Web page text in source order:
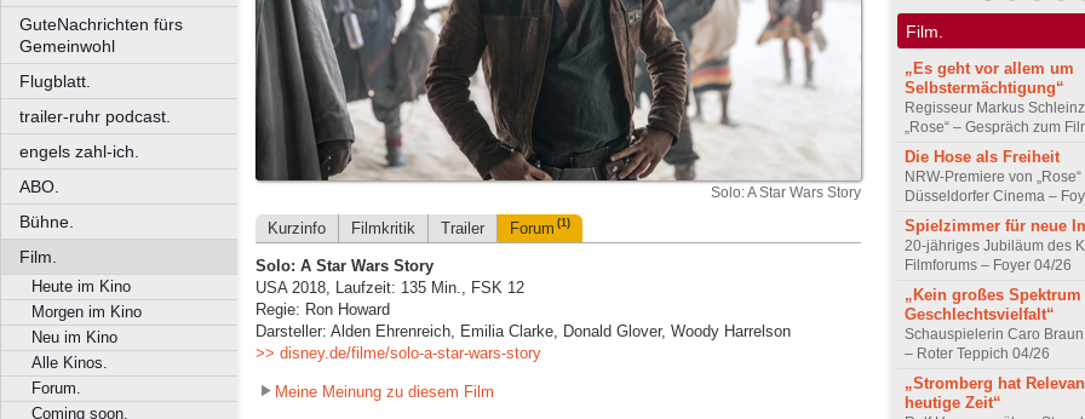
GuteNachrichten fürs
Gemeinwohl
Flugblatt.
trailer-ruhr podcast.
engels zahl-ich.
ABO.
Bühne.
Film.
Heute im Kino
Morgen im Kino
Neu im Kino
Alle Kinos.
Forum.
Coming soon.
Solo: A Star Wars Story
Kurzinfo Filmkritik Trailer Forum (1)
Solo: A Star Wars Story
USA 2018, Laufzeit: 135 Min., FSK 12
Regie: Ron Howard
Darsteller: Alden Ehrenreich, Emilia Clarke, Donald Glover, Woody Harrelson
>> disney.de/filme/solo-a-star-wars-story
Meine Meinung zu diesem Film
Film.
„Es geht vor allem um
Selbstermächtigung“
Regisseur Markus
„Rose“ – Gespräch zum
Die Hose als Freiheit
NRW-Premiere von „Rose“
Düsseldorfer Cinema –
Spielzimmer für neue
20-jähriges Jubiläum des
Filmforums – Foyer 04/26
„Kein großes Spektrum
Geschlechtsvielfalt“
Schauspielerin Caro Braun
– Roter Teppich 04/26
„Stromberg hat
heutige Zeit“